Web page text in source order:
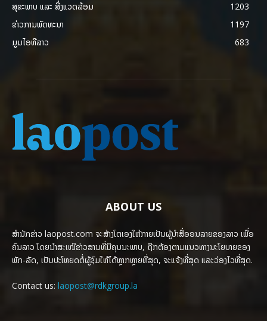
ສຸຂະພາບ ແລະ ສີ່ງແວດລ້ອມ
1203
ຂ່າວການພັດທະນາ
1197
ມູມໄອທີລາວ
683
ABOUT US
ສຳນັກຂ່າວ laopost.com ຈະສ້າງໂຕເອງໃຫ້ກາຍເປັນຜູ້ນຳສື່ອອນລາຍຂອງລາວ ເພື່ອ
ຄົນລາວ ໂດຍນຳສະເໜີຂ່າວສານທີ່ມີຄຸນນະພາບ, ຖືກຕ້ອງຕາມແນວທາງນະໂຍບາຍຂອງ
ພັກ-ລັດ, ເປັນປະໂຫຍດຕໍ່ຜູ້ຊົມໃຫ້ໄດ້ຫຼາກຫຼາຍທີ່ສຸດ, ຈະແຈ້ງທີ່ສຸດ ແລະວ່ອງໄວທີ່ສຸດ.
Contact us: laopost@rdkgroup.la